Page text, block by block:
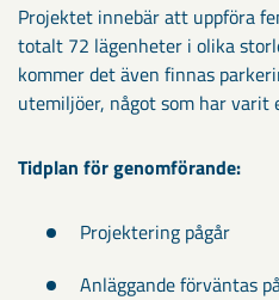
Projektet innebär att uppföra
totalt 72 lägenheter i olika
kommer det även finnas
utemiljöer, något som har varit
Tidplan för genomförande:
Projektering pågår
Anläggande förväntas